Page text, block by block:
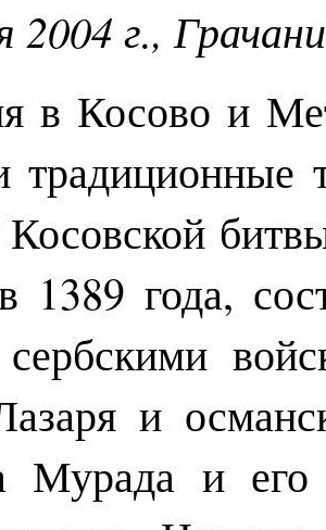
2004 г.,
в Косово и
традиционные
1389 года,
и
Мурада и